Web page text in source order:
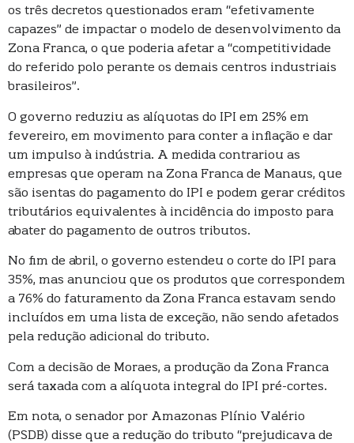
os três decretos questionados eram “efetivamente
capazes” de impactar o modelo de desenvolvimento da
Zona Franca, o que poderia afetar a “competitividade
do referido polo perante os demais centros industriais
brasileiros”.
O governo reduziu as alíquotas do IPI em 25% em
fevereiro, em movimento para conter a inflação e dar
um impulso à indústria. A medida contrariou as
empresas que operam na Zona Franca de Manaus, que
são isentas do pagamento do IPI e podem gerar créditos
tributários equivalentes à incidência do imposto para
abater do pagamento de outros tributos.
No fim de abril, o governo estendeu o corte do IPI para
35%, mas anunciou que os produtos que correspondem
a 76% do faturamento da Zona Franca estavam sendo
incluídos em uma lista de exceção, não sendo afetados
pela redução adicional do tributo.
Com a decisão de Moraes, a produção da Zona Franca
será taxada com a alíquota integral do IPI pré-cortes.
Em nota, o senador por Amazonas Plínio Valério
(PSDB) disse que a redução do tributo “prejudicava de